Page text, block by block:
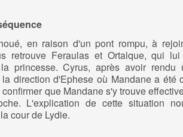
en raison d'un pont rompu, à
retrouve Feraulas et Ortalque, qui
princesse. Cyrus, après avoir
direction d'Ephese où Mandane a été
que Mandane s'y trouve
L'explication de cette situation
cour de Lydie.